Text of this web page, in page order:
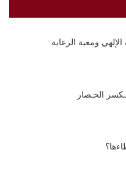
ومعية الرعاية
الحـصار